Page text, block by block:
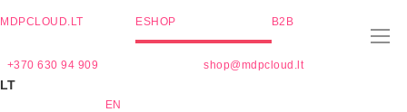
MDPCLOUD.LT ESHOP B2B
+370 630 94 909 shop@mdpcloud.lt
LT
EN